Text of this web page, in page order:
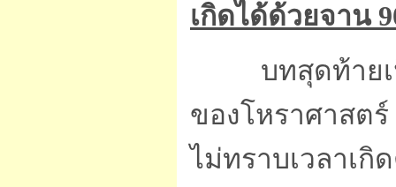
เกิดได้ด้วยจาน
บทสุดท้าย
ของโหราศาสต
ไม่ทราบเวลาเ